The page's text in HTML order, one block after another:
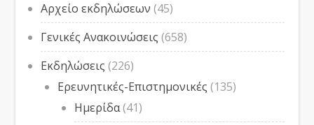
Αρχείο εκδηλώσεων (45)
Γενικές Ανακοινώσεις (658)
Εκδηλώσεις (226)
Ερευνητικές-Επιστημονικές (135)
Ημερίδα(41)